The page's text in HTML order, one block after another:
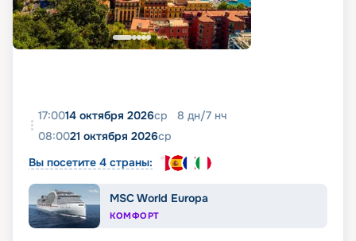
17:0014 октября 2026ср 8 дн/7 нч
08:0021 октября 2026ср
Вы посетите 4 страны:
MSC World Europa
КОМФОРТ